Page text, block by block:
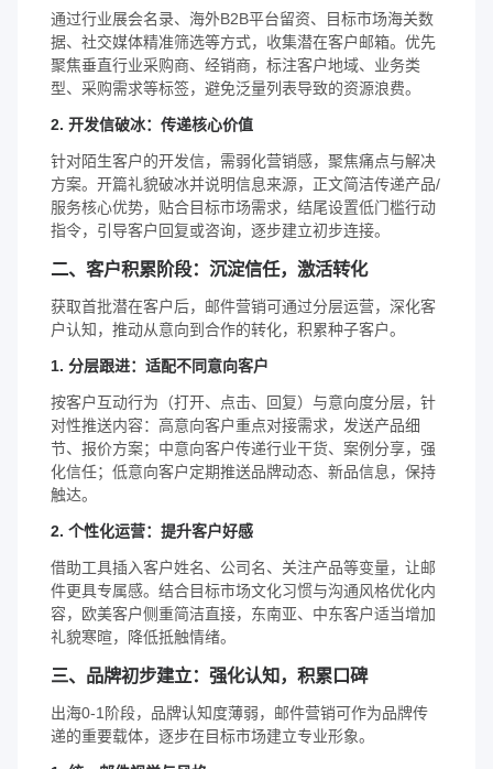
通过行业展会名录、海外B2B平台留资、目标市场海关数
据、社交媒体精准筛选等方式，收集潜在客户邮箱。优先
聚焦垂直行业采购商、经销商，标注客户地域、业务类
型、采购需求等标签，避免泛量列表导致的资源浪费。
2. 开发信破冰：传递核心价值
针对陌生客户的开发信，需弱化营销感，聚焦痛点与解决
方案。开篇礼貌破冰并说明信息来源，正文简洁传递产品/
服务核心优势，贴合目标市场需求，结尾设置低门槛行动
指令，引导客户回复或咨询，逐步建立初步连接。
二、客户积累阶段：沉淀信任，激活转化
获取首批潜在客户后，邮件营销可通过分层运营，深化客
户认知，推动从意向到合作的转化，积累种子客户。
1. 分层跟进：适配不同意向客户
按客户互动行为（打开、点击、回复）与意向度分层，针
对性推送内容：高意向客户重点对接需求，发送产品细
节、报价方案；中意向客户传递行业干货、案例分享，强
化信任；低意向客户定期推送品牌动态、新品信息，保持
触达。
2. 个性化运营：提升客户好感
借助工具插入客户姓名、公司名、关注产品等变量，让邮
件更具专属感。结合目标市场文化习惯与沟通风格优化内
容，欧美客户侧重简洁直接，东南亚、中东客户适当增加
礼貌寒暄，降低抵触情绪。
三、品牌初步建立：强化认知，积累口碑
出海0-1阶段，品牌认知度薄弱，邮件营销可作为品牌传
递的重要载体，逐步在目标市场建立专业形象。